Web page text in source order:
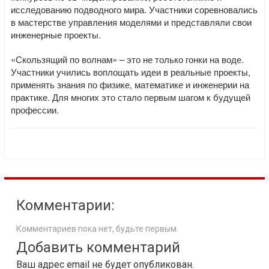
исследованию подводного мира. Участники соревновались
в мастерстве управления моделями и представляли свои
инженерные проекты.
«Скользящий по волнам» – это не только гонки на воде.
Участники учились воплощать идеи в реальные проекты,
применять знания по физике, математике и инженерии на
практике. Для многих это стало первым шагом к будущей
профессии.
Комментарии:
Комментариев пока нет, будьте первым.
Добавить комментарий
Ваш адрес email не будет опубликован.